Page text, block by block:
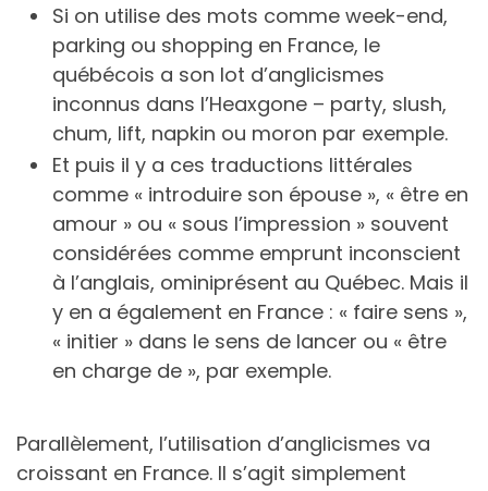
Si on utilise des mots comme week-end,
parking ou shopping en France, le
québécois a son lot d’anglicismes
inconnus dans l’Heaxgone – party, slush,
chum, lift, napkin ou moron par exemple.
Et puis il y a ces traductions littérales
comme « introduire son épouse », « être en
amour » ou « sous l’impression » souvent
considérées comme emprunt inconscient
à l’anglais, ominiprésent au Québec. Mais il
y en a également en France : « faire sens »,
« initier » dans le sens de lancer ou « être
en charge de », par exemple.
Parallèlement, l’utilisation d’anglicismes va
croissant en France. Il s’agit simplement